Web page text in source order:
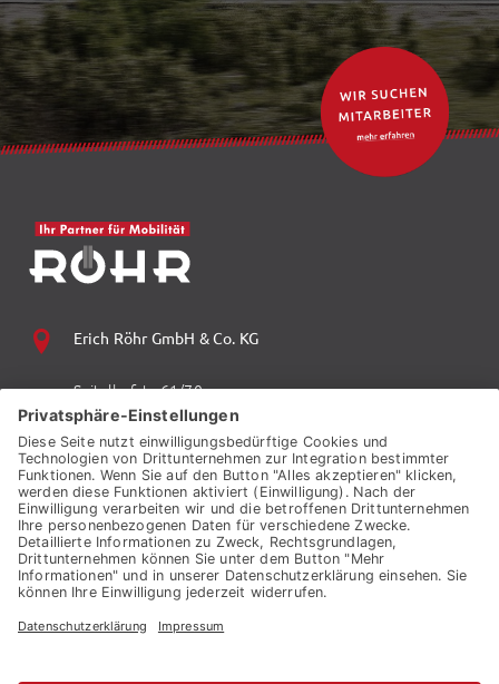
Erich Röhr GmbH & Co. KG
Spitalhofstr. 61/70
94032 Passau
+49 (0) 851 70 06 0
+49 (0) 851 70 06 149
vzp.info@auto-roehr.de